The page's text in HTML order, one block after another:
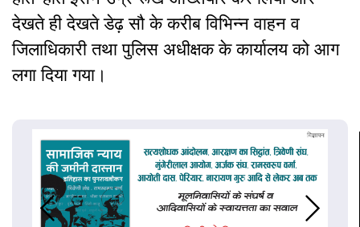
देखते ही देखते डेढ़ सौ के करीब विभिन्न वाहन व
जिलाधिकारी तथा पुलिस अधीक्षक के कार्यालय को आग
लगा दिया गया।